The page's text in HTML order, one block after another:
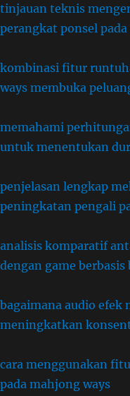
tinjauan teknis
perangkat ponsel
kombinasi fitur
ways membuka
memahami
untuk menentukan
penjelasan lengkap
peningkatan pengali
analisis komparatif
dengan game berbasis
bagaimana audio efek
meningkatkan
cara menggunakan
pada mahjong ways